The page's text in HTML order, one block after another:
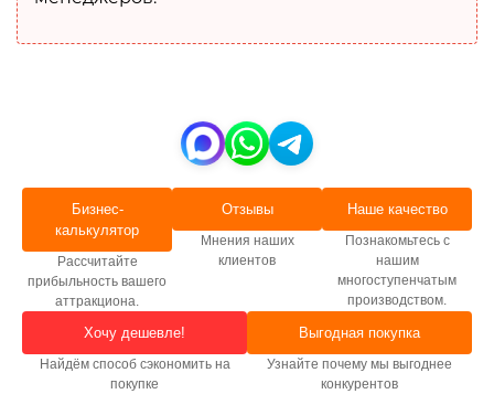
Бизнес-
калькулятор
Рассчитайте
прибыльность вашего
аттракциона.
Отзывы
Мнения наших
клиентов
Наше качество
Познакомьтесь с
нашим
многоступенчатым
производством.
Хочу дешевле!
Найдём способ сэкономить на
покупке
Выгодная покупка
Узнайте почему мы выгоднее
конкурентов